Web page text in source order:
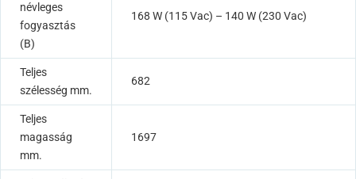
névleges
fogyasztás
(B)
168 W (115 Vac) – 140 W (230 Vac)
Teljes
szélesség mm.
682
Teljes
magasság
mm.
1697